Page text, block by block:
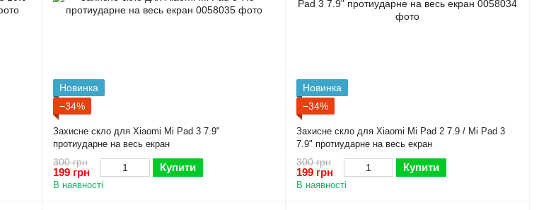
Новинка
−34%
Захисне скло для Xiaomi Mi Pad 3 7.9"
протиударне на весь екран
300 грн
199 грн Купити
В наявності
Новинка
−34%
Захисне скло для Xiaomi Mi Pad 2 7.9 / Mi Pad 3
7.9" протиударне на весь екран
300 грн
199 грн Купити
В наявності